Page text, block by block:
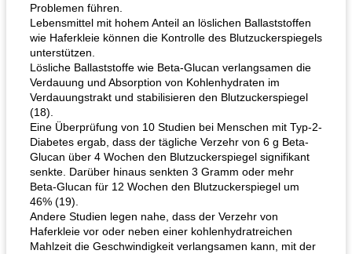
Problemen führen.
Lebensmittel mit hohem Anteil an löslichen Ballaststoffen
wie Haferkleie können die Kontrolle des Blutzuckerspiegels
unterstützen.
Lösliche Ballaststoffe wie Beta-Glucan verlangsamen die
Verdauung und Absorption von Kohlenhydraten im
Verdauungstrakt und stabilisieren den Blutzuckerspiegel
(18).
Eine Überprüfung von 10 Studien bei Menschen mit Typ-2-
Diabetes ergab, dass der tägliche Verzehr von 6 g Beta-
Glucan über 4 Wochen den Blutzuckerspiegel signifikant
senkte. Darüber hinaus senkten 3 Gramm oder mehr
Beta-Glucan für 12 Wochen den Blutzuckerspiegel um
46% (19).
Andere Studien legen nahe, dass der Verzehr von
Haferkleie vor oder neben einer kohlenhydratreichen
Mahlzeit die Geschwindigkeit verlangsamen kann, mit der